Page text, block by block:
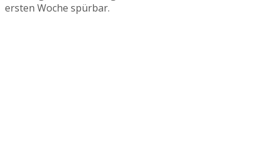
ersten Woche spürbar.